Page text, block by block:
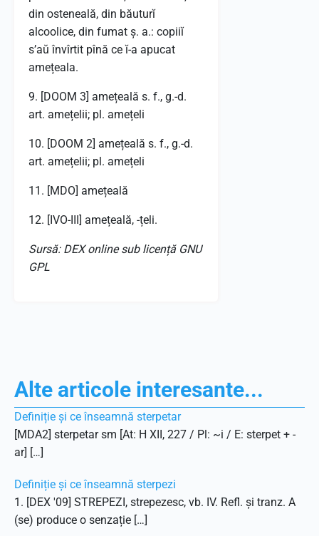
din osteneală, din băuturĭ
alcoolice, din fumat ș. a.: copiiĭ
s’aŭ învîrtit pînă ce ĭ-a apucat
amețeala.
9. [DOOM 3] amețeală s. f., g.-d.
art. amețelii; pl. amețeli
10. [DOOM 2] amețeală s. f., g.-d.
art. amețelii; pl. amețeli
11. [MDO] amețeală
12. [IVO-III] amețeală, -țeli.
Sursă: DEX online sub licență GNU
GPL
Alte articole interesante...
Definiție și ce înseamnă sterpetar
[MDA2] sterpetar sm [At: H XII, 227 / Pl: ~i / E: sterpet + -
ar] […]
Definiție și ce înseamnă sterpezi
1. [DEX '09] STREPEZI, strepezesc, vb. IV. Refl. și tranz. A
(se) produce o senzație […]